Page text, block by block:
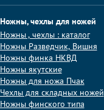
Ножны, чехлы для ножей
Ножны , чехлы : каталог
Ножны Разведчик, Вишня
Ножны финка НКВД
Ножны якутские
Ножны для ножа Пчак
Чехлы для складных ножей
Ножны финского типа